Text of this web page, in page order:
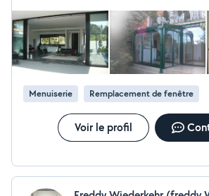
Menuiserie Remplacement de fenêtre
Voir le profil